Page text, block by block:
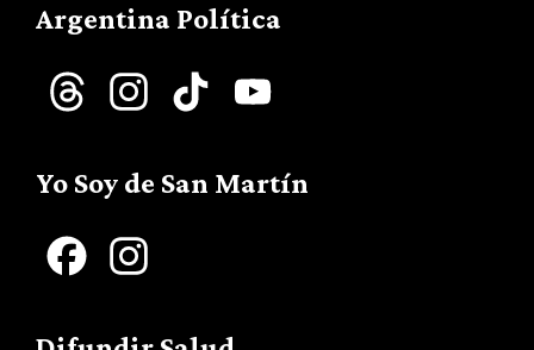
Argentina Política
Threads InstagramTikTok
Yo Soy de San Martín
Facebook